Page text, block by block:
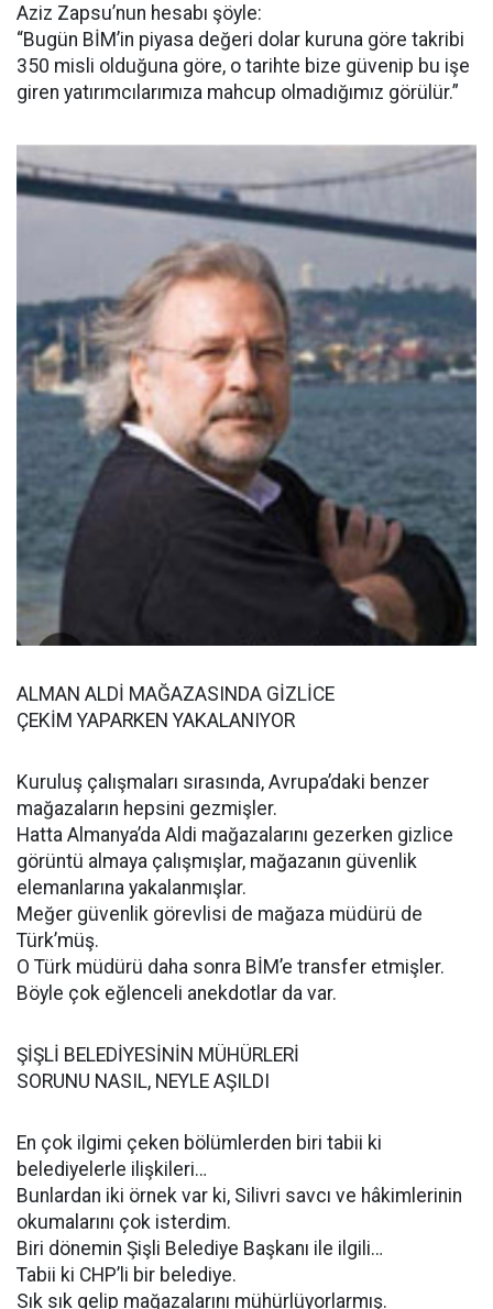
Aziz Zapsu’nun hesabı şöyle:
“Bugün BİM’in piyasa değeri dolar kuruna göre takribi
350 misli olduğuna göre, o tarihte bize güvenip bu işe
giren yatırımcılarımıza mahcup olmadığımız görülür.”
ALMAN ALDİ MAĞAZASINDA GİZLİCE
ÇEKİM YAPARKEN YAKALANIYOR
Kuruluş çalışmaları sırasında, Avrupa’daki benzer
mağazaların hepsini gezmişler.
Hatta Almanya’da Aldi mağazalarını gezerken gizlice
görüntü almaya çalışmışlar, mağazanın güvenlik
elemanlarına yakalanmışlar.
Meğer güvenlik görevlisi de mağaza müdürü de
Türk’müş.
O Türk müdürü daha sonra BİM’e transfer etmişler.
Böyle çok eğlenceli anekdotlar da var.
ŞİŞLİ BELEDİYESİNİN MÜHÜRLERİ
SORUNU NASIL, NEYLE AŞILDI
En çok ilgimi çeken bölümlerden biri tabii ki
belediyelerle ilişkileri…
Bunlardan iki örnek var ki, Silivri savcı ve hâkimlerinin
okumalarını çok isterdim.
Biri dönemin Şişli Belediye Başkanı ile ilgili…
Tabii ki CHP’li bir belediye.
Sık sık gelip mağazalarını mühürlüyorlarmış.